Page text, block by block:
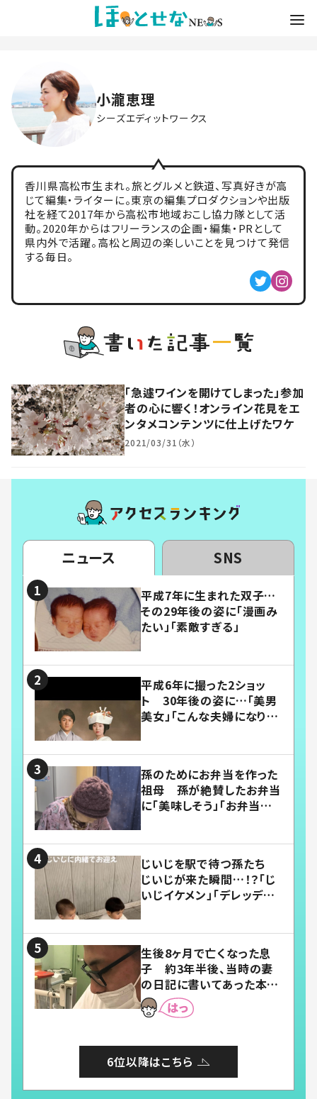
小瀧恵理
シーズエディットワークス
香川県高松市生まれ。旅とグルメと鉄道、写真好きが高
じて編集・ライターに。東京の編集プロダクションや出版
社を経て2017年から高松市地域おこし協力隊として活
動。2020年からはフリーランスの企画・編集・PRとして
県内外で活躍。高松と周辺の楽しいことを見つけて発信
する毎日。
「急遽ワインを開けてしまった」参加
者の心に響く！オンライン花見をエ
ンタメコンテンツに仕上げたワケ
2021/03/31（水）
ニュース SNS
平成7年に生まれた双子…
その29年後の姿に「漫画み
たい」「素敵すぎる」
平成6年に撮った2ショッ
ト 30年後の姿に…「美男
美女」「こんな夫婦になりた
孫のためにお弁当を作った
祖母 孫が絶賛したお弁当
に「美味しそう」「お弁当すご
じいじを駅で待つ孫たち
じいじが来た瞬間…！？「じ
いじイケメン」「デレッデレ」
生後8ヶ月で亡くなった息
子 約3年半後、当時の妻
の日記に書いてあった本音
とは
6位以降はこちら